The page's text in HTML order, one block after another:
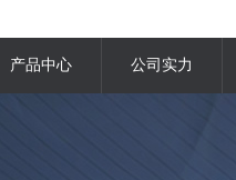
产品中心 公司实力